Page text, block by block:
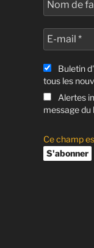
Buletin
tous les
Alertes
message du
Ce champ